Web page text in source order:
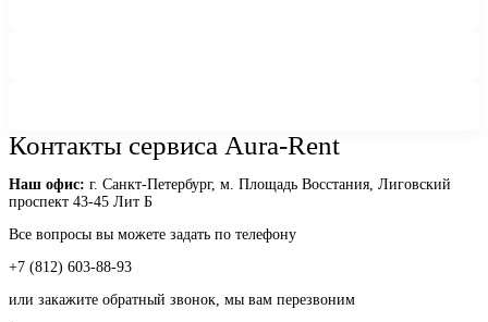
Контакты сервиса Aura-Rent
Наш офис: г. Санкт-Петербург, м. Площадь Восстания, Лиговский
проспект 43-45 Лит Б
Все вопросы вы можете задать по телефону
+7 (812) 603-88-93
или закажите обратный звонок, мы вам перезвоним